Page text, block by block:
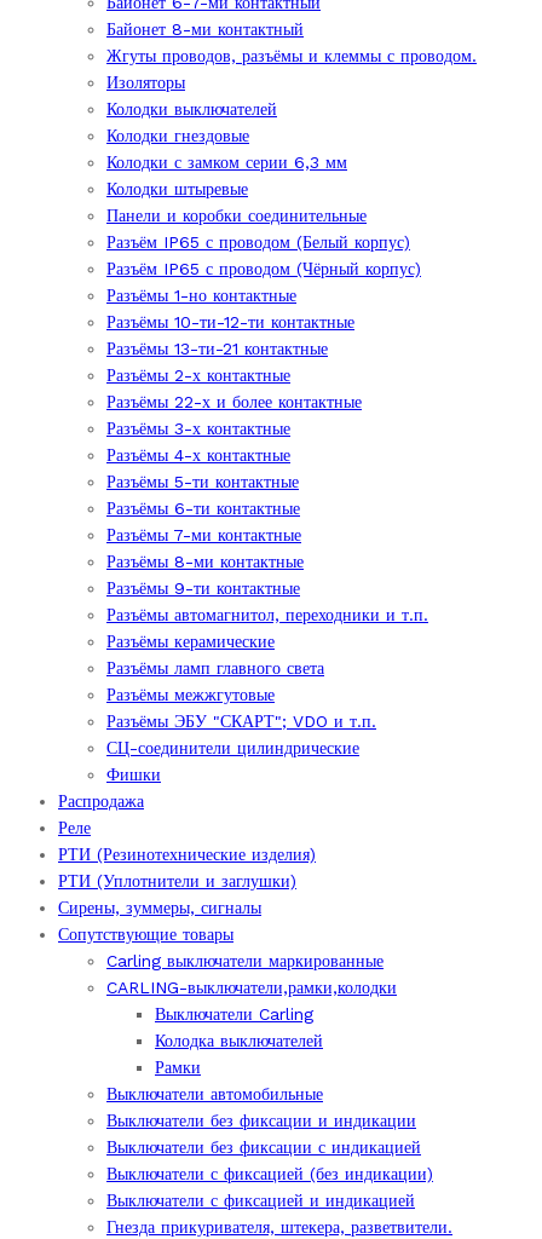
Байонет 8-ми контактный
Жгуты проводов, разъёмы и клеммы с проводом.
Изоляторы
Колодки выключателей
Колодки гнездовые
Колодки с замком серии 6,3 мм
Колодки штыревые
Панели и коробки соединительные
Разъём IP65 с проводом (Белый корпус)
Разъём IP65 с проводом (Чёрный корпус)
Разъёмы 1-но контактные
Разъёмы 10-ти-12-ти контактные
Разъёмы 13-ти-21 контактные
Разъёмы 2-х контактные
Разъёмы 22-х и более контактные
Разъёмы 3-х контактные
Разъёмы 4-х контактные
Разъёмы 5-ти контактные
Разъёмы 6-ти контактные
Разъёмы 7-ми контактные
Разъёмы 8-ми контактные
Разъёмы 9-ти контактные
Разъёмы автомагнитол, переходники и т.п.
Разъёмы керамические
Разъёмы ламп главного света
Разъёмы межжгутовые
Разъёмы ЭБУ "СКАРТ"; VDO и т.п.
СЦ-соединители цилиндрические
Фишки
Распродажа
Реле
РТИ (Резинотехнические изделия)
РТИ (Уплотнители и заглушки)
Сирены, зуммеры, сигналы
Сопутствующие товары
Carling выключатели маркированные
CARLING-выключатели,рамки,колодки
Выключатели Carling
Колодка выключателей
Рамки
Выключатели автомобильные
Выключатели без фиксации и индикации
Выключатели без фиксации с индикацией
Выключатели с фиксацией (без индикации)
Выключатели с фиксацией и индикацией
Гнезда прикуривателя, штекера, разветвители.